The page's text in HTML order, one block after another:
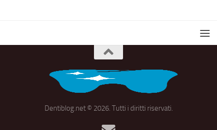
Dentiblog.net © 2026. Tutti i diritti riservati.